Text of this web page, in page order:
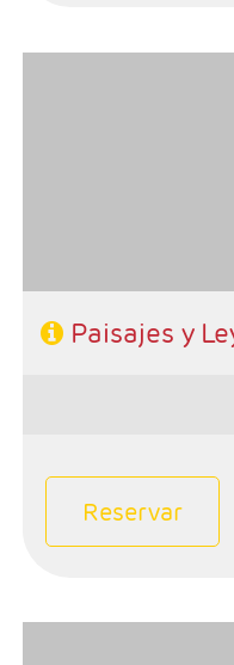
Paisajes y
Reservar